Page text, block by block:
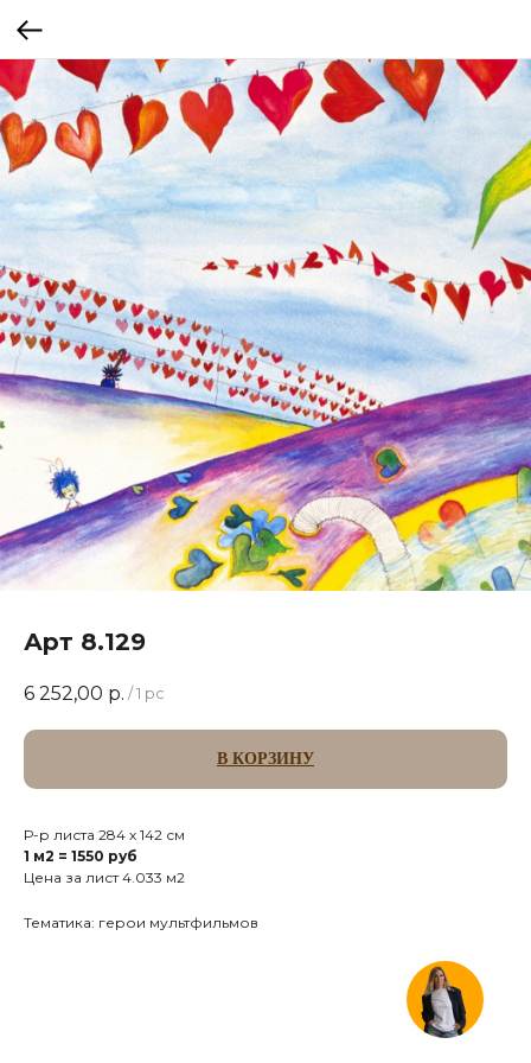
Арт 8.129
6 252,00 р. / 1 pc
В КОРЗИНУ
Р-р листа 284 х 142 см
1 м2 = 1550 руб
Цена за лист 4.033 м2
Тематика: герои мультфильмов